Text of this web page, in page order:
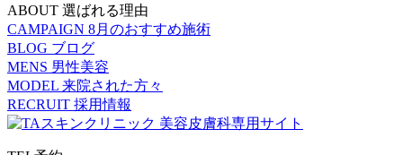
ABOUT 選ばれる理由
CAMPAIGN 8月のおすすめ施術
BLOG ブログ
MENS 男性美容
MODEL 来院された方々
RECRUIT 採用情報